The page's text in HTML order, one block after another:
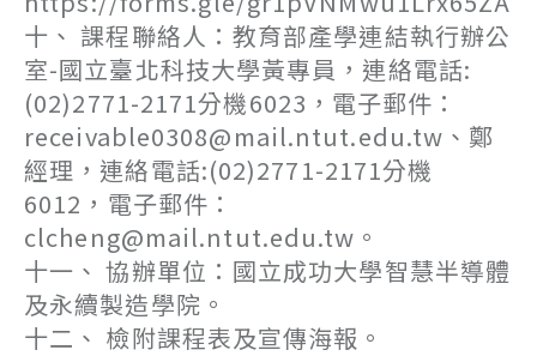
十、 課程聯絡人：教育部產學連結執行辦公
室-國立臺北科技大學黃專員，連絡電話:
(02)2771-2171分機6023，電子郵件：
receivable0308@mail.ntut.edu.tw、鄭
經理，連絡電話:(02)2771-2171分機
6012，電子郵件：
clcheng@mail.ntut.edu.tw。
十一、 協辦單位：國立成功大學智慧半導體
及永續製造學院。
十二、 檢附課程表及宣傳海報。